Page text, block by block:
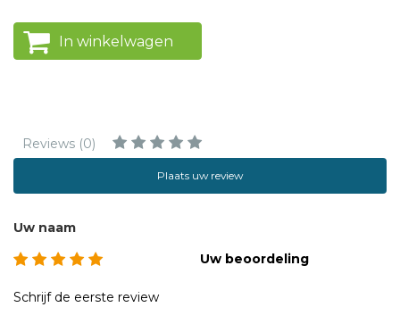
In winkelwagen
Reviews (0)
Plaats uw review
Uw naam
Uw beoordeling
Schrijf de eerste review